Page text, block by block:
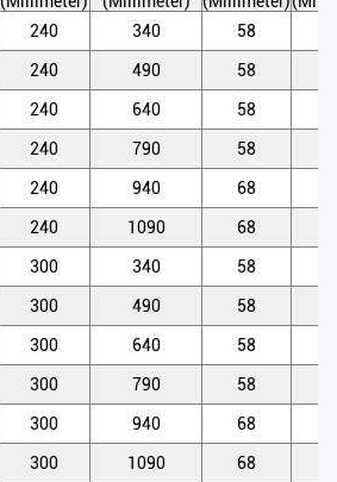
240 340 58
240 490 58
240 640 58
240 790 58
240 940 68
240 1090 68
300 340 58
300 490 58
300 640 58
300 790 58
300 940 68
300 1090 68